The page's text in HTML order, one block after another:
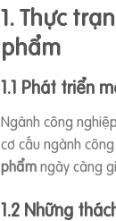
1. Thực
phẩm
1.1 Phát triển
Ngành công
cơ cấu ngành
phẩmngày càng
1.2 Những